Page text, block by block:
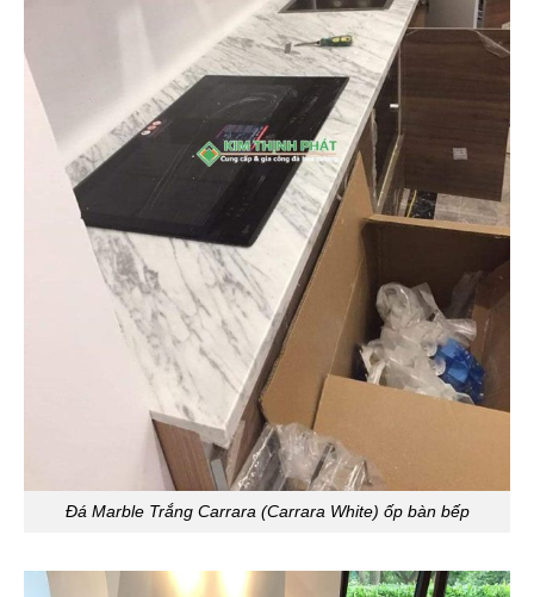
Đá Marble Trắng Carrara (Carrara White) ốp bàn bếp